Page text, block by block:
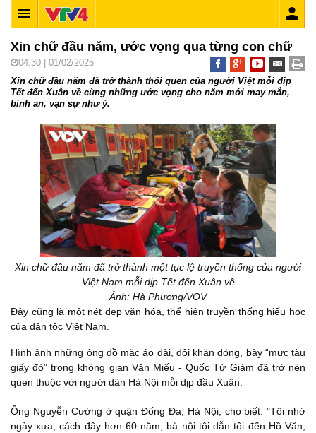
Xin chữ đầu năm, ước vọng qua từng con chữ
04:30 | 01/02/2025
Xin chữ đầu năm đã trở thành thói quen của người Việt mỗi dịp
Tết đến Xuân về cùng những ước vọng cho năm mới may mắn,
bình an, vạn sự như ý.
Xin chữ đầu năm đã trở thành một tục lệ truyền thống của người
Việt Nam mỗi dịp Tết đến Xuân về
Ảnh: Hà Phương/VOV
Đây cũng là một nét đẹp văn hóa, thể hiện truyền thống hiếu học
của dân tộc Việt Nam.
Hình ảnh những ông đồ mặc áo dài, đội khăn đóng, bày “mực tàu
giấy đỏ” trong không gian Văn Miếu - Quốc Tử Giám đã trở nên
quen thuộc với người dân Hà Nội mỗi dịp đầu Xuân.
Ông Nguyễn Cường ở quận Đống Đa, Hà Nội, cho biết: "Tôi nhớ
ngày xưa, cách đây hơn 60 năm, bà nội tôi dẫn tôi đến Hồ Văn,